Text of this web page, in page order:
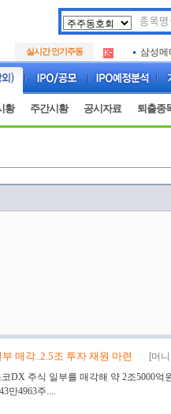
실시간 인기주동
.
아크로
삼성메
.
아크로
.
아하
황 주간시황 공시자료 퇴출종
매각..2.5조 투자 재원 마련
[머
DX 주식 일부를 매각해 약 2조5000
만4963주....